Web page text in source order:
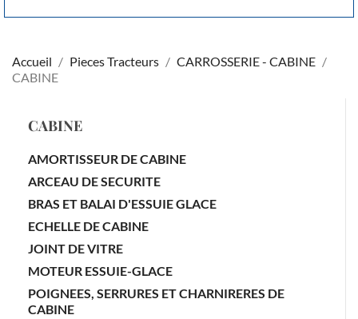
Accueil Pieces Tracteurs
CARROSSERIE - CABINE
CABINE
CABINE
AMORTISSEUR DE CABINE
ARCEAU DE SECURITE
BRAS ET BALAI D'ESSUIE GLACE
ECHELLE DE CABINE
JOINT DE VITRE
MOTEUR ESSUIE-GLACE
POIGNEES, SERRURES ET CHARNIRERES DE
CABINE